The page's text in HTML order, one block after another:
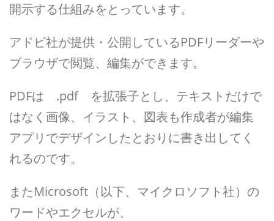
開示する仕組みをとっています。
アドビ社が提供・公開しているPDFリーダーや
ブラウザで閲覧、編集ができます。
PDFは .pdf を拡張子とし、テキストだけで
はなく画像、イラスト、図表も作成者が編集
アプリでデザインしたとおりに書き出してく
れるのです。
またMicrosoft（以下、マイクロソフト社）の
ワードやエクセルが、